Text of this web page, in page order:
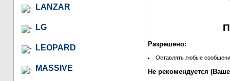
LANZAR
LG
LEOPARD
MASSIVE
Разрешено:
Оставлять любые
Не рекомендуется